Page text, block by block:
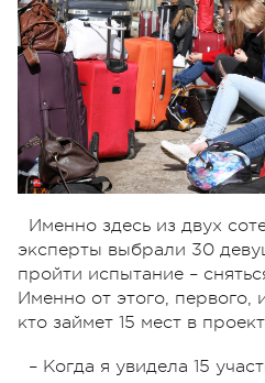
Именно здесь из двух
эксперты выбрали 30
пройти испытание –
Именно от этого, первого,
кто займет 15 мест в
– Когда я увидела 15